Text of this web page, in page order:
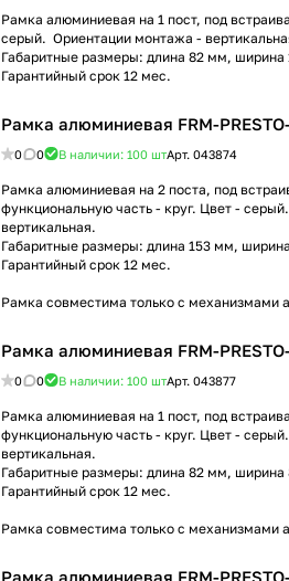
Рамка алюминиевая на 1 пост, под
серый. Ориентации монтажа -
Габаритные размеры: длина 82 мм,
Гарантийный срок 12 мес.
Рамка алюминиевая FRM-
0 0 В наличии: 100 штАрт. 043874
Рамка алюминиевая на 2 поста, под
функциональную часть - круг. Цвет -
вертикальная.
Габаритные размеры: длина 153 мм,
Гарантийный срок 12 мес.
Рамка совместима только с механизмами
Рамка алюминиевая FRM-
0 0 В наличии: 100 штАрт. 043877
Рамка алюминиевая на 1 пост, под
функциональную часть - круг. Цвет -
вертикальная.
Габаритные размеры: длина 82 мм,
Гарантийный срок 12 мес.
Рамка совместима только с механизмами
Рамка алюминиевая FRM-